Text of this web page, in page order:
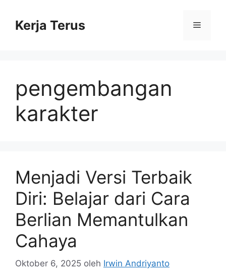
Kerja Terus Menu
pengembangan
karakter
Menjadi Versi Terbaik
Diri: Belajar dari Cara
Berlian Memantulkan
Cahaya
Oktober 6, 2025 oleh Irwin Andriyanto